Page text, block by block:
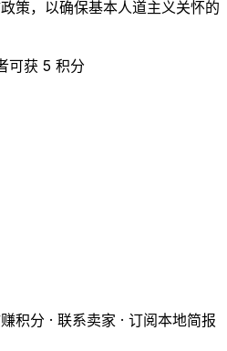
策，以确保基本人道主义关怀的
可获 5 积分
积分 · 联系卖家 · 订阅本地简报